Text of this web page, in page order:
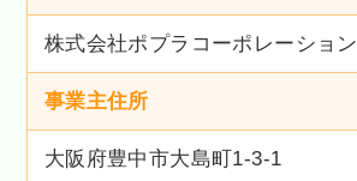
株式会社ポプラコーポレーション
事業主住所
大阪府豊中市大島町1-3-1